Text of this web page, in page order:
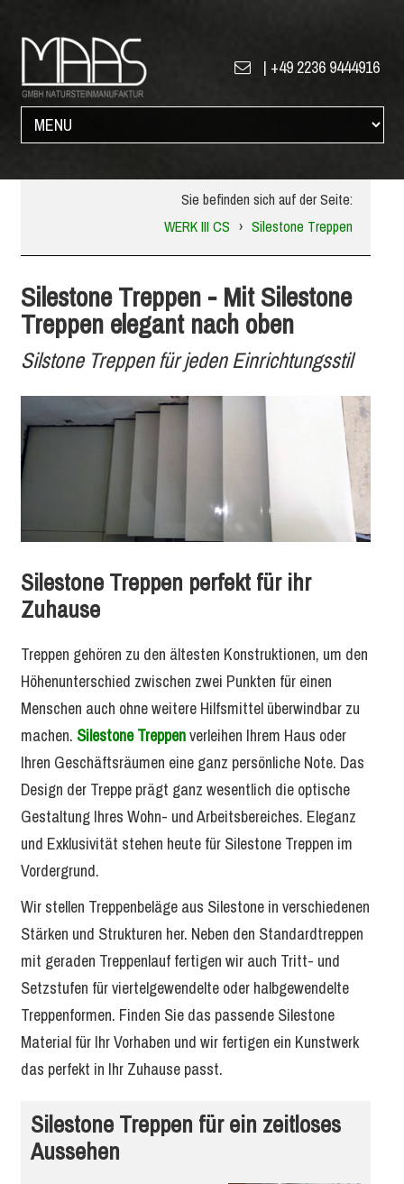
| +49 2236 9444916
Sie befinden sich auf der Seite:
WERK III CS › Silestone Treppen
Silestone Treppen - Mit Silestone
Treppen elegant nach oben
Silstone Treppen für jeden Einrichtungsstil
Silestone Treppen perfekt für ihr
Zuhause
Treppen gehören zu den ältesten Konstruktionen, um den
Höhenunterschied zwischen zwei Punkten für einen
Menschen auch ohne weitere Hilfsmittel überwindbar zu
machen. Silestone Treppenverleihen Ihrem Haus oder
Ihren Geschäftsräumen eine ganz persönliche Note. Das
Design der Treppe prägt ganz wesentlich die optische
Gestaltung Ihres Wohn- und Arbeitsbereiches. Eleganz
und Exklusivität stehen heute für Silestone Treppen im
Vordergrund.
Wir stellen Treppenbeläge aus Silestone in verschiedenen
Stärken und Strukturen her. Neben den Standardtreppen
mit geraden Treppenlauf fertigen wir auch Tritt- und
Setzstufen für viertelgewendelte oder halbgewendelte
Treppenformen. Finden Sie das passende Silestone
Material für Ihr Vorhaben und wir fertigen ein Kunstwerk
das perfekt in Ihr Zuhause passt.
Silestone Treppen für ein zeitloses
Aussehen